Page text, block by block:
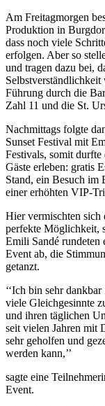
Am Freitagmorgen
Produktion in
dass noch viele
erfolgen. Aber so
und tragen dazu bei,
Führung durch die
Zahl 11 und die St.
Nachmittags folgte
Sunset Festival mit
Festivals, somit
Gäste erleben: gratis
Stand, ein Besuch im
einer erhöhten VIP-
Hier vermischten sich
perfekte Möglichkeit,
Emili Sandé rundeten
Event ab, die
getanzt.
‘‘Ich bin sehr
viele Gleichgesinnte
und ihren täglichen
seit vielen Jahren mit
sehr geholfen und
werden kann,’’
sagte eine
Event.